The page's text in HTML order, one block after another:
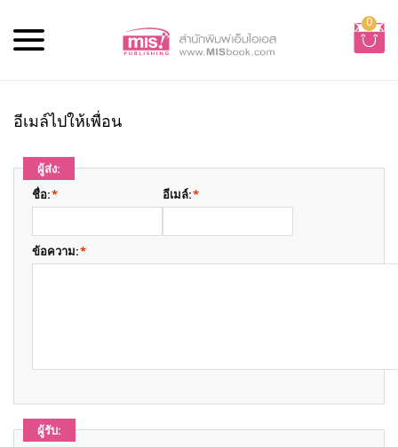
0
อีเมล์ไปให้เพื่อน
ผู้ส่ง:
*
ชื่อ: *
อีเมล์:
*
ข้อความ:
ผู้รับ: